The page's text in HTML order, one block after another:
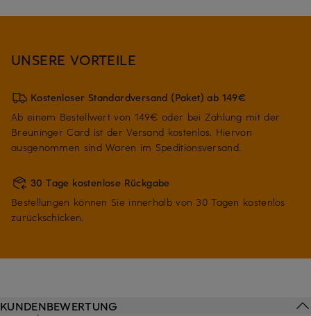
UNSERE VORTEILE
Kostenloser Standardversand (Paket) ab 149€
Ab einem Bestellwert von 149€ oder bei Zahlung mit der
Breuninger Card ist der Versand kostenlos. Hiervon
ausgenommen sind Waren im Speditionsversand.
30 Tage kostenlose Rückgabe
Bestellungen können Sie innerhalb von 30 Tagen kostenlos
zurückschicken.
KUNDENBEWERTUNG